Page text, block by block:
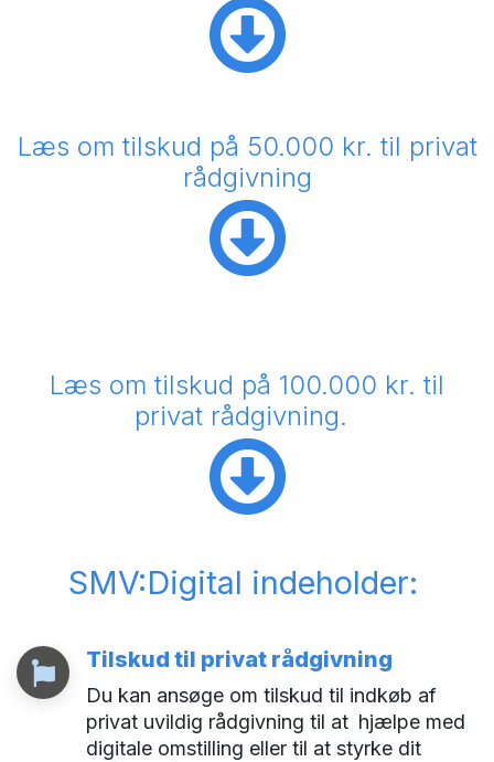
Læs om tilskud på 50.000 kr. til privat
rådgivning
Læs om tilskud på 100.000 kr. til
privat rådgivning.
SMV:Digital indeholder:
Tilskud til privat rådgivning
Du kan ansøge om tilskud til indkøb af
privat uvildig rådgivning til at hjælpe med
digitale omstilling eller til at styrke dit